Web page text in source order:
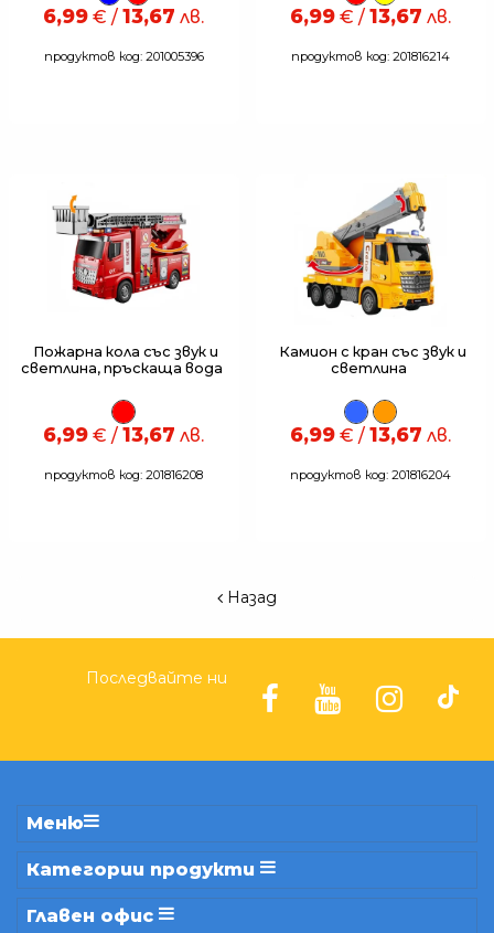
6,99 € / 13,67 лв.
продуктов код: 201005396
6,99 € / 13,67 лв.
продуктов код: 201816214
Пожарна кола със звук и
светлина, пръскаща вода
6,99 € / 13,67 лв.
продуктов код: 201816208
Камион с кран със звук и
светлина
6,99 € / 13,67 лв.
продуктов код: 201816204
Назад
Последвайте ни
Меню
Категории продукти
Главен офис